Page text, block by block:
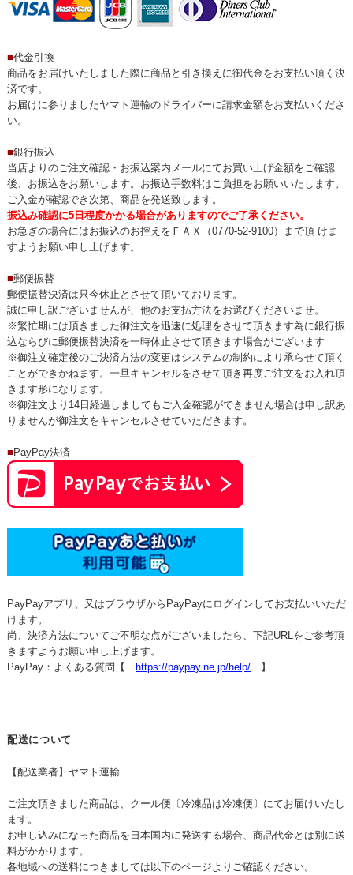
■代金引換
商品をお届けいたしました際に商品と引き換えに御代金をお支払い頂く決
済です。
お届けに参りましたヤマト運輸のドライバーに請求金額をお支払いくださ
い。
■銀行振込
当店よりのご注文確認・お振込案内メールにてお買い上げ金額をご確認
後、お振込をお願いします。お振込手数料はご負担をお願いいたします。
ご入金が確認でき次第、商品を発送致します。
振込み確認に5日程度かかる場合がありますのでご了承ください。
お急ぎの場合にはお振込のお控えをＦＡＸ（0770-52-9100）まで頂 けま
すようお願い申し上げます。
■郵便振替
郵便振替決済は只今休止とさせて頂いております。
誠に申し訳ございませんが、他のお支払方法をお選びくださいませ。
※繁忙期には頂きました御注文を迅速に処理をさせて頂きます為に銀行振
込ならびに郵便振替決済を一時休止させて頂きます場合がございます
※御注文確定後のご決済方法の変更はシステムの制約により承らせて頂く
ことができかねます。一旦キャンセルをさせて頂き再度ご注文をお入れ頂
きます形になります。
※御注文より14日経過しましてもご入金確認ができません場合は申し訳あ
りませんが御注文をキャンセルさせていただきます。
■PayPay決済
PayPayアプリ、又はブラウザからPayPayにログインしてお支払いいただ
けます。
尚、決済方法についてご不明な点がございましたら、下記URLをご参考頂
きますようお願い申し上げます。
PayPay：よくある質問【 https://paypay.ne.jp/help/】
配送について
【配送業者】ヤマト運輸
ご注文頂きました商品は、クール便〔冷凍品は冷凍便〕にてお届けいたし
ます。
お申し込みになった商品を日本国内に発送する場合、商品代金とは別に送
料がかかります。
各地域への送料につきましては以下のページよりご確認ください。